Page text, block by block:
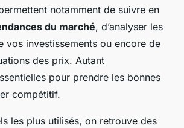
notamment de suivre en
du marché, d’analyser les
vos investissements ou encore de
des prix. Autant
pour prendre les bonnes
compétitif.
les plus utilisés, on retrouve des